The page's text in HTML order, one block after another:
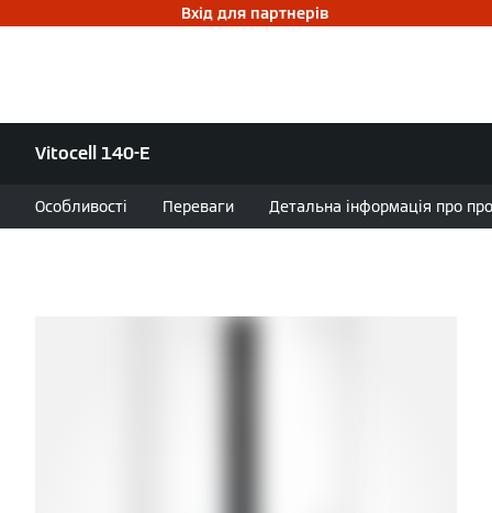
Вхід для партнерів
Vitocell 140-E
Особливості Переваги Детальна інформація про